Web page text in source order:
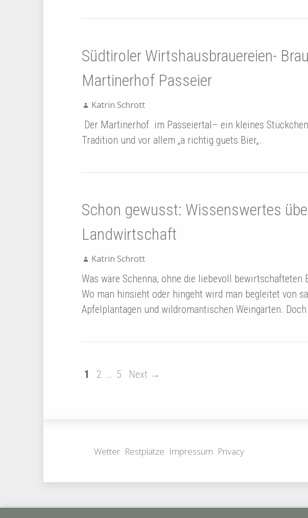
Südtiroler Wirtshausbrauereien-
Martinerhof Passeier
Katrin Schrott
Der Martinerhof im Passeiertal– ein kleines
Tradition und vor allem „a richtig guets Bier„.
Schon gewusst: Wissenswertes
Landwirtschaft
Katrin Schrott
Was wäre Schenna, ohne die liebevoll bewirtschafteten
Wo man hinsieht oder hingeht wird man begleitet von
Apfelplantagen und wildromantischen Weingärten.
1 2 … 5 Next →
Wetter Restplätze Impressum Privacy